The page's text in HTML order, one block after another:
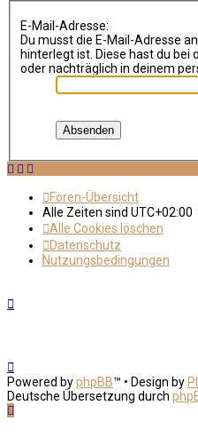
E-Mail-Adresse:
Du musst die E-Mail-Adresse
hinterlegt ist. Diese hast du bei
oder nachträglich in deinem
Foren-Übersicht
Alle Zeiten sind UTC+02:00
Alle Cookies löschen
Datenschutz
Nutzungsbedingungen
Powered byphpBB™ • Design by
Deutsche Übersetzung durch